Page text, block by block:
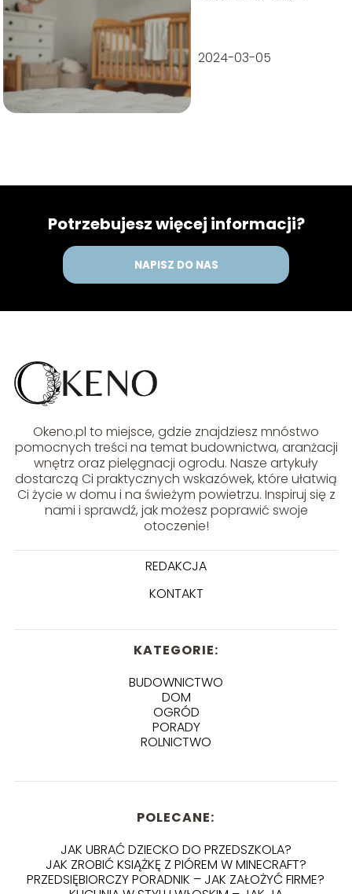
2024-03-05
Potrzebujesz więcej informacji?
NAPISZ DO NAS
Okeno.pl to miejsce, gdzie znajdziesz mnóstwo
pomocnych treści na temat budownictwa, aranżacji
wnętrz oraz pielęgnacji ogrodu. Nasze artykuły
dostarczą Ci praktycznych wskazówek, które ułatwią
Ci życie w domu i na świeżym powietrzu. Inspiruj się z
nami i sprawdź, jak możesz poprawić swoje
otoczenie!
REDAKCJA
KONTAKT
KATEGORIE:
BUDOWNICTWO
DOM
OGRÓD
PORADY
ROLNICTWO
POLECANE:
JAK UBRAĆ DZIECKO DO PRZEDSZKOLA?
JAK ZROBIĆ KSIĄŻKĘ Z PIÓREM W MINECRAFT?
PRZEDSIĘBIORCZY PORADNIK – JAK ZAŁOŻYĆ FIRME?